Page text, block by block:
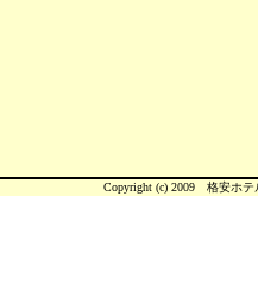
Copyright (c) 2009 格安ホテ